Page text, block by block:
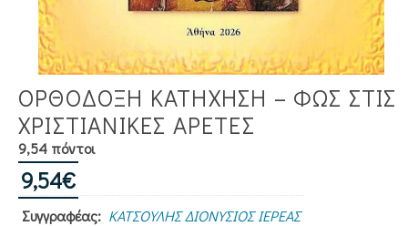
ΟΡΘΟΔΟΞΗ ΚΑΤΗΧΗΣΗ – ΦΩΣ ΣΤΙΣ
ΧΡΙΣΤΙΑΝΙΚΕΣ ΑΡΕΤΕΣ
9,54 πόντοι
9,54€
Συγγραφέας: ΚΑΤΣΟΥΛΗΣ ΔΙΟΝΥΣΙΟΣ ΙΕΡΕΑΣ